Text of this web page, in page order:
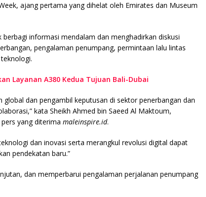
ajang pertama yang dihelat oleh Emirates dan Museum
informasi mendalam dan menghadirkan diskusi
pengalaman penumpang, permintaan lalu lintas
Layanan A380 Kedua Tujuan Bali-Dubai
dan pengambil keputusan di sektor penerbangan dan
kata Sheikh Ahmed bin Saeed Al Maktoum,
yang diterima maleinspire.id.
dan inovasi serta merangkul revolusi digital dapat
pendekatan baru.”
dan memperbarui pengalaman perjalanan penumpang